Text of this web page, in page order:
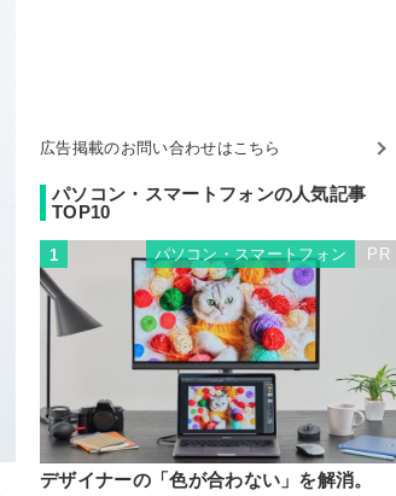
広告掲載のお問い合わせはこちら
パソコン・スマートフォンの人気記事
TOP10
1 パソコン・スマートフォン PR
デザイナーの「色が合わない」を解消。